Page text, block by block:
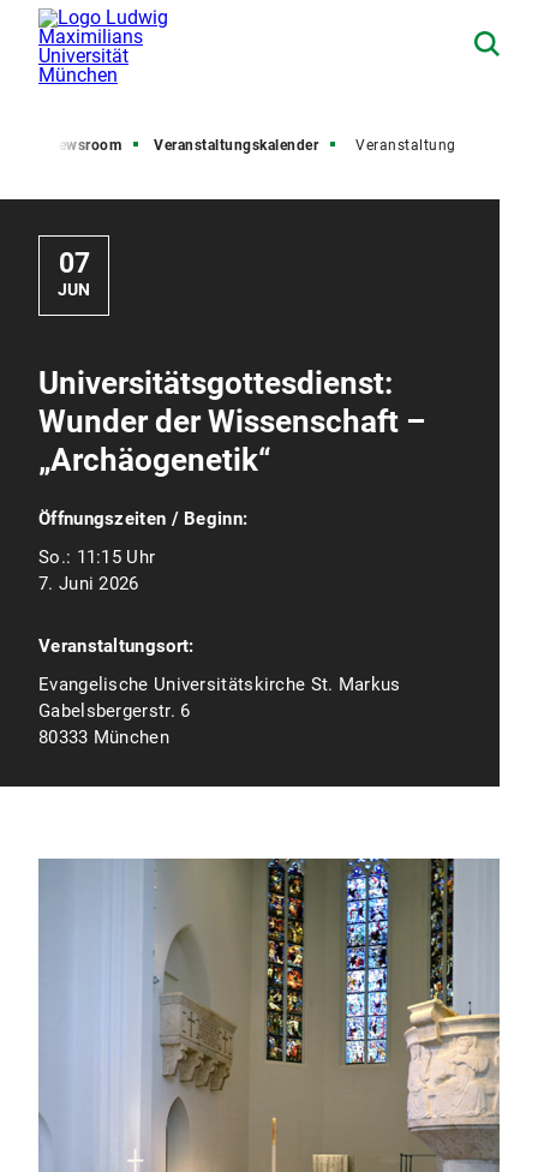
Newsroom Veranstaltungskalender Veranstaltung
07
JUN
Universitätsgottesdienst:
Wunder der Wissenschaft –
„Archäogenetik“
Öffnungszeiten / Beginn:
So.: 11:15 Uhr
7. Juni 2026
Veranstaltungsort:
Evangelische Universitätskirche St. Markus
Gabelsbergerstr. 6
80333 München